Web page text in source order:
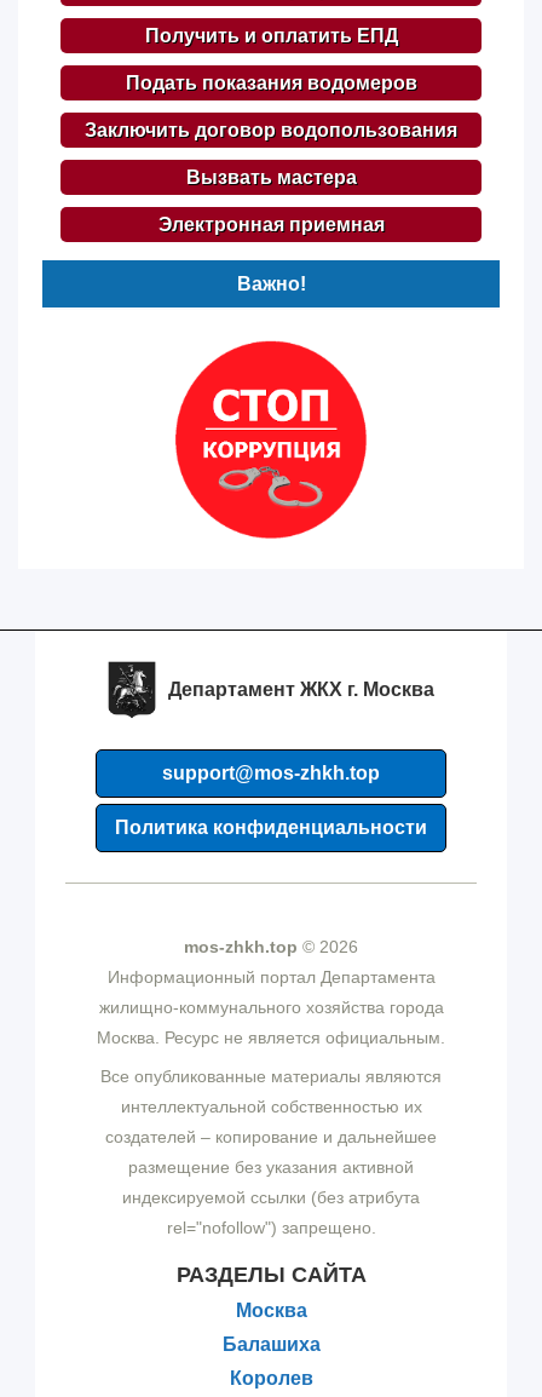
Получить и оплатить ЕПД
Подать показания водомеров
Заключить договор водопользования
Вызвать мастера
Электронная приемная
Важно!
Департамент ЖКХ г. Москва
support@mos-zhkh.top
Политика конфиденциальности
mos-zhkh.top © 2026
Информационный портал Департамента
жилищно-коммунального хозяйства города
Москва. Ресурс не является официальным.
Все опубликованные материалы являются
интеллектуальной собственностью их
создателей – копирование и дальнейшее
размещение без указания активной
индексируемой ссылки (без атрибута
rel="nofollow") запрещено.
РАЗДЕЛЫ САЙТА
Москва
Балашиха
Королев